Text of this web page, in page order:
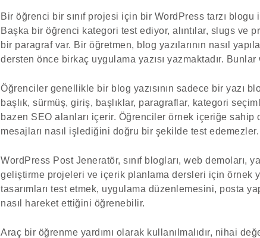
Bir öğrenci bir sınıf projesi için bir WordPress tarzı blogu
Başka bir öğrenci kategori test ediyor, alıntılar, slugs ve
bir paragraf var. Bir öğretmen, blog yazılarının nasıl
dersten önce birkaç uygulama yazısı yazmaktadır.
Öğrenciler genellikle bir blog yazısının sadece bir yazı
başlık, sürmüş, giriş, başlıklar, paragraflar, kategori
bazen SEO alanları içerir. Öğrenciler örnek içeriğe sahip
mesajları nasıl işlediğini doğru bir şekilde test edemezler.
WordPress Post Jeneratör, sınıf blogları, web demoları,
geliştirme projeleri ve içerik planlama dersleri için örnek
tasarımları test etmek, uygulama düzenlemesini, posta
nasıl hareket ettiğini öğrenebilir.
Araç bir öğrenme yardımı olarak kullanılmalıdır, nihai